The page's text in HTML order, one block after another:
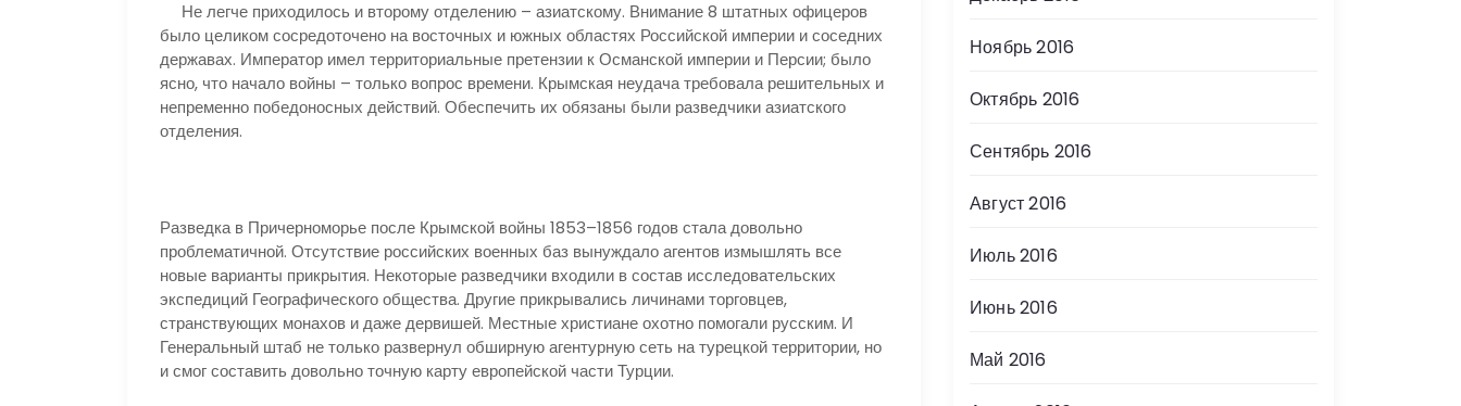
Не легче приходилось и второму отделению – азиатскому. Внимание 8 штатных офицеров
было целиком сосредоточено на восточных и южных областях Российской империи и соседних
державах. Император имел территориальные претензии к Османской империи и Персии; было
ясно, что начало войны – только вопрос времени. Крымская неудача требовала решительных и
непременно победоносных действий. Обеспечить их обязаны были разведчики азиатского
отделения.
Разведка в Причерноморье после Крымской войны 1853–1856 годов стала довольно
проблематичной. Отсутствие российских военных баз вынуждало агентов измышлять все
новые варианты прикрытия. Некоторые разведчики входили в состав исследовательских
экспедиций Географического общества. Другие прикрывались личинами торговцев,
странствующих монахов и даже дервишей. Местные христиане охотно помогали русским. И
Генеральный штаб не только развернул обширную агентурную сеть на турецкой территории, но
и смог составить довольно точную карту европейской части Турции.
Ноябрь 2016
Октябрь 2016
Сентябрь 2016
Август 2016
Июль 2016
Июнь 2016
Май 2016